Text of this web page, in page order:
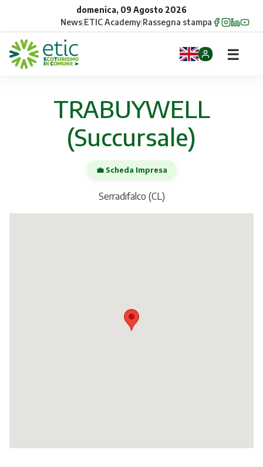
domenica, 09 Agosto 2026
News|ETIC Academy|Rassegna stampa
Opportunità
☰
TRABUYWELL
(Succursale)
💼 Scheda Impresa
Serradifalco (CL)